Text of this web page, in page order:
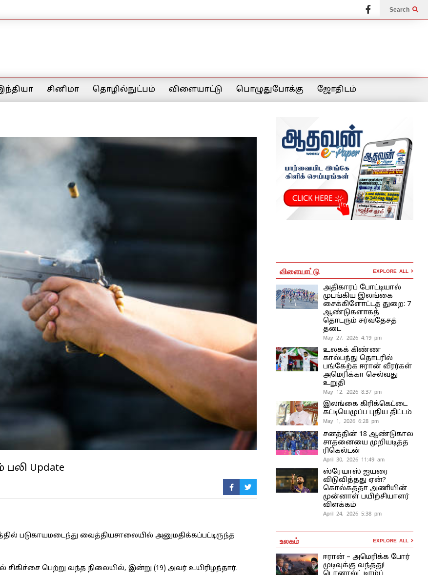
Search
சினிமா தொழில்நுட்பம் விளையாட்டு பொழுதுபோக்கு ஜோதிடம்
Update
படுகாயமடைந்து வைத்தியசாலையில் அனுமதிக்கப்பட்டிருந்த
சிகிச்சை பெற்று வந்த நிலையில், இன்று (19) அவர் உயிரிழந்தார்.
விளையாட்டு EXPLORE ALL
அதிகாரப் போட்டியால்
முடங்கிய இலங்கை
சைக்கிளோட்டத் துறை: 7
ஆண்டுகளாகத்
தொடரும் சர்வதேசத்
தடை
May 27, 2026 4:19 pm
உலகக் கிண்ண
கால்பந்து தொடரில்
பங்கேற்க ஈரான் வீரர்கள்
அமெரிக்கா செல்வது
உறுதி
May 12, 2026 8:37 pm
இலங்கை கிரிக்கெட்டை
கட்டியெழுப்ப புதிய திட்டம்
May 1, 2026 6:28 pm
சனத்தின் 18 ஆண்டுகால
சாதனையை முறியடித்த
ரிகெல்டன்
April 30, 2026 11:49 am
ஸ்ரேயாஸ் ஐயரை
விடுவித்தது ஏன்?
கொல்கத்தா அணியின்
முன்னாள் பயிற்சியாளர்
விளக்கம்
April 24, 2026 5:38 pm
உலகம் EXPLORE ALL
ஈரான் – அமெரிக்க போர்
முடிவுக்கு வந்தது!